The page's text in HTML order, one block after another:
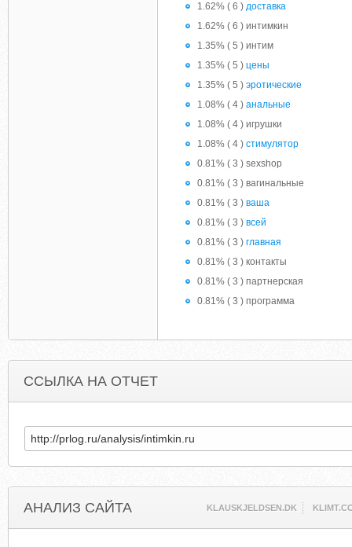
1.62% ( 6 ) доставка
1.62% ( 6 ) интимкин
1.35% ( 5 ) интим
1.35% ( 5 ) цены
1.35% ( 5 ) эротические
1.08% ( 4 ) анальные
1.08% ( 4 ) игрушки
1.08% ( 4 ) стимулятор
0.81% ( 3 ) sexshop
0.81% ( 3 ) вагинальные
0.81% ( 3 ) ваша
0.81% ( 3 ) всей
0.81% ( 3 ) главная
0.81% ( 3 ) контакты
0.81% ( 3 ) партнерская
0.81% ( 3 ) программа
ССЫЛКА НА ОТЧЕТ
АНАЛИЗ САЙТА KLAUSKJELDSEN.DK